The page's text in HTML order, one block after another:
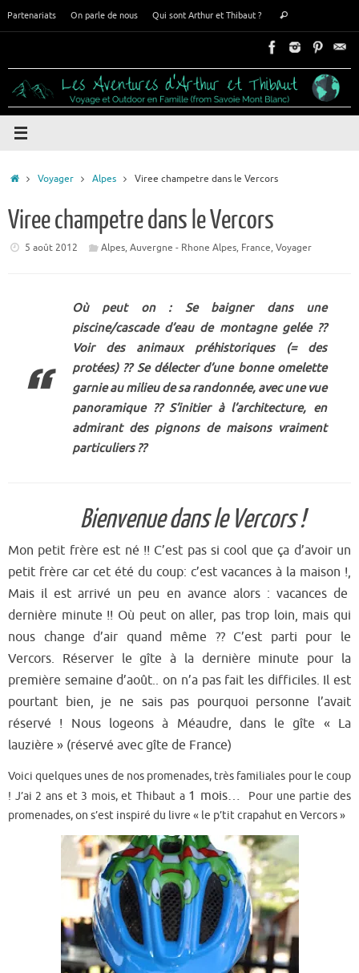
Partenariats On parle de nous Qui sont Arthur et Thibaut ?
:
Rechercher
Accueil
Voyager Alpes Viree champetre dans le Vercors
Viree champetre dans le Vercors
5 août 2012 Alpes,Auvergne - Rhone Alpes, France,Voyager
Où peut on : Se baigner dans une
piscine/cascade d’eau de montagne gelée ??
Voir des animaux préhistoriques (= des
protées) ?? Se délecter d’une bonne omelette
garnie au milieu de sa randonnée, avec une vue
panoramique ?? S’initier à l’architecture, en
admirant des pignons de maisons vraiment
particuliers ??
Bienvenue dans le Vercors !
Mon petit frère est né !! C’est pas si cool que ça d’avoir un
petit frère car cet été du coup: c’est vacances à la maison !,
Mais il est arrivé un peu en avance alors : vacances de
dernière minute !! Où peut on aller, pas trop loin, mais qui
nous change d’air quand même ?? C’est parti pour le
Vercors. Réserver le gîte à la dernière minute pour la
première semaine d’août.. on n’a pas fait les difficiles. Il est
pourtant bien, je ne sais pas pourquoi personne l’avait
réservé ! Nous logeons à Méaudre, dans le gîte « La
lauzière » (réservé avec gîte de France)
Voici quelques unes de nos promenades, très familiales pour le coup
! J’ai 2 ans et 3 mois, et Thibaut a 1 mois…
Pour une partie des
promenades, on s’est inspiré du livre « le p’tit crapahut en Vercors »